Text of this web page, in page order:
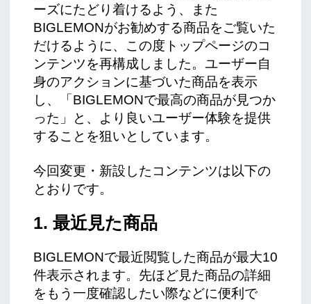
ーズにたどり着けるよう、また
BIGLEMONがお勧めする商品をご覧いた
だけるように、この度トップページのコ
ンテンツを再構成しました。ユーザー自
身のアクションに基づいた商品を表示
し、「BIGLEMONで最高の商品が見つか
った」と、より良いユーザー体験を提供
することを狙いとしています。
今回変更・新設したコンテンツは以下の
とおりです。
1. 最近見た商品
BIGLEMONで最近閲覧した商品が最大10
件表示されます。先ほど見た商品の詳細
をもう一度確認したい際などに便利で